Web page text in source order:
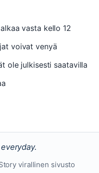
vasta kello 12
voivat venyä
ole julkisesti saatavilla
virallinen sivusto